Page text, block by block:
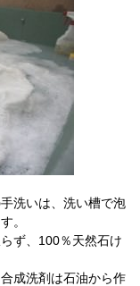
洗いは、洗い槽で泡
。
ず、100％天然石け
成洗剤は石油から作